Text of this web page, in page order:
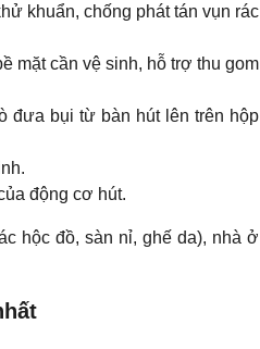
khuẩn, chống phát tán vụn rác
mặt cần vệ sinh, hỗ trợ thu gom
đưa bụi từ bàn hút lên trên hộp
động cơ hút.
hộc đồ, sàn nỉ, ghế da), nhà ở